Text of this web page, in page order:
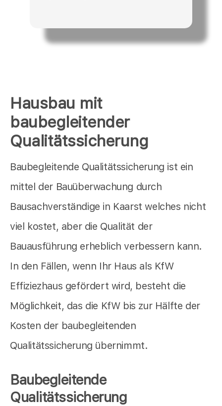
Hausbau mit
baubegleitender
Qualitätssicherung
Baubegleitende Qualitätssicherung ist ein
mittel der Bauüberwachung durch
Bausachverständige in Kaarst welches nicht
viel kostet, aber die Qualität der
Bauausführung erheblich verbessern kann.
In den Fällen, wenn Ihr Haus als KfW
Effiziezhaus gefördert wird, besteht die
Möglichkeit, das die KfW bis zur Hälfte der
Kosten der baubegleitenden
Qualitätssicherung übernimmt.
Baubegleitende
Qualitätssicherung